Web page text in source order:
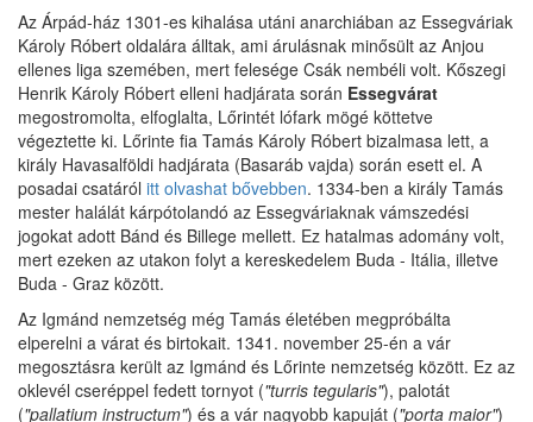
Az Árpád-ház 1301-es kihalása utáni anarchiában az Essegváriak
Károly Róbert oldalára álltak, ami árulásnak minősült az Anjou
ellenes liga szemében, mert felesége Csák nembéli volt. Kőszegi
Henrik Károly Róbert elleni hadjárata során Essegvárat
megostromolta, elfoglalta, Lőrintét lófark mögé köttetve
végeztette ki. Lőrinte fia Tamás Károly Róbert bizalmasa lett, a
király Havasalföldi hadjárata (Basaráb vajda) során esett el. A
posadai csatáról itt olvashat bővebben. 1334-ben a király Tamás
mester halálát kárpótolandó az Essegváriaknak vámszedési
jogokat adott Bánd és Billege mellett. Ez hatalmas adomány volt,
mert ezeken az utakon folyt a kereskedelem Buda - Itália, illetve
Buda - Graz között.
Az Igmánd nemzetség még Tamás életében megpróbálta
elperelni a várat és birtokait. 1341. november 25-én a vár
megosztásra került az Igmánd és Lőrinte nemzetség között. Ez az
oklevél cseréppel fedett tornyot ("turris tegularis"), palotát
("pallatium instructum") és a vár nagyobb kapuját ("porta maior")